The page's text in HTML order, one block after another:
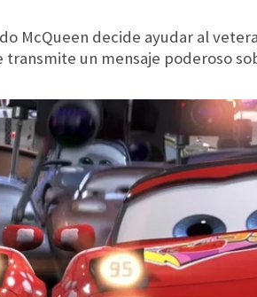
McQueen decide ayudar al
un mensaje poderoso